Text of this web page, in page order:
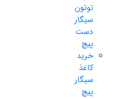
توتون
سیگار
دست
پیچ
خرید
کاغذ
سیگار
پیچ